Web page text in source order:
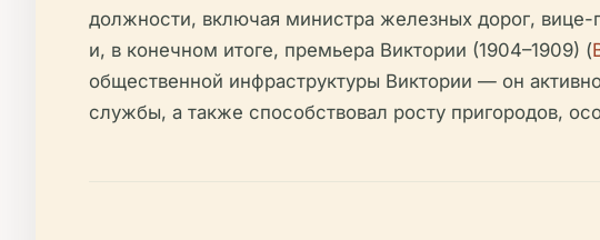
должности, включая министра железных дорог, вице-
и, в конечном итоге, премьера Виктории (1904–1909) (
общественной инфраструктуры Виктории — он
службы, а также способствовал росту пригородов,